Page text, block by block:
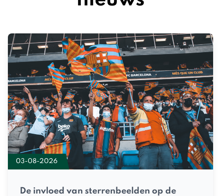
03-08-2026
De invloed van sterrenbeelden op de